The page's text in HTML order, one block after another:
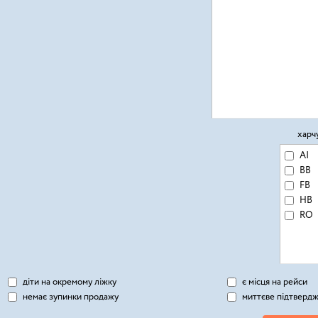
AI
BB
FB
HB
RO
діти на окремому ліжку
є місця на рейси
немає зупинки продажу
миттєве